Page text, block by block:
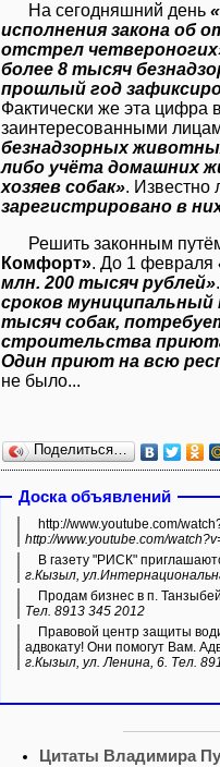
На сегодняшний день
исполнения закона об
отстрел
более 8 тысяч
прошлый год
Фактически же эта цифра
заинтересованными
безнадзорных
либо учёта домашних
хозяев собак». Известно
зарегистрировано в
Решить законным
Комфорт». До 1 февраля
млн. 200 тысяч рублей»
сроков
тысяч собак,
строительства
Один приют на всю
не было...
Поделиться…
Доска объявлений
http://www.youtube.com/
http://www.youtube.com/
В газету "РИСК"
г.Кызыл,
Продам бизнес в п.
Тел. 8913 345 2012
Правовой центр защиты
адвокату! Они помогут Вам.
г.Кызыл, ул. Ленина, 6. Тел.
Цитаты Владимира